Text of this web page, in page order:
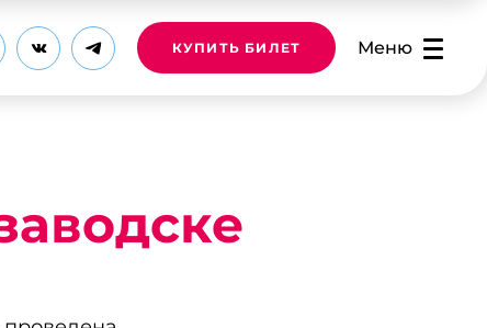
КУПИТЬ БИЛЕТ Меню